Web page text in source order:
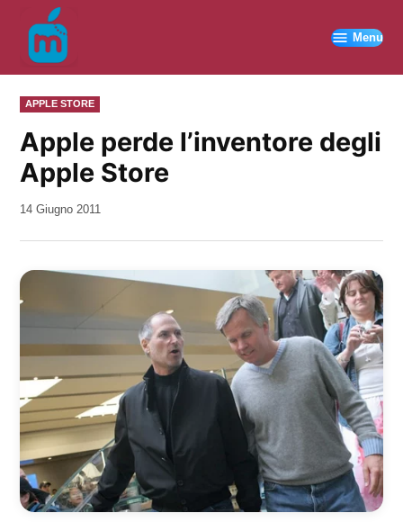
contenuto
Menu
PUBBLICATO
IN
APPLE STORE
Apple perde l’inventore degli
Apple Store
da
14 Giugno 2011